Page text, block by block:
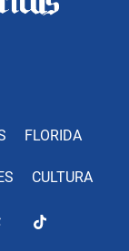
FLORIDA
CULTURA